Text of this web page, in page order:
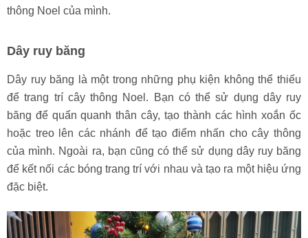
thông Noel của mình.
Dây ruy băng
Dây ruy băng là một trong những phụ kiện không thể thiếu
để trang trí cây thông Noel. Bạn có thể sử dụng dây ruy
băng để quấn quanh thân cây, tạo thành các hình xoắn ốc
hoặc treo lên các nhánh để tạo điểm nhấn cho cây thông
của mình. Ngoài ra, bạn cũng có thể sử dụng dây ruy băng
để kết nối các bóng trang trí với nhau và tạo ra một hiệu ứng
đặc biệt.